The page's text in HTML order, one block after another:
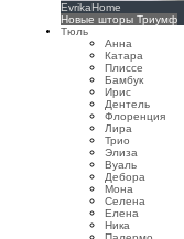
EvrikaHome
Новые шторы Триумф
Тюль
Анна
Катара
Плиссе
Бамбук
Ирис
Дентель
Флоренция
Лира
Трио
Элиза
Вуаль
Дебора
Мона
Селена
Елена
Ника